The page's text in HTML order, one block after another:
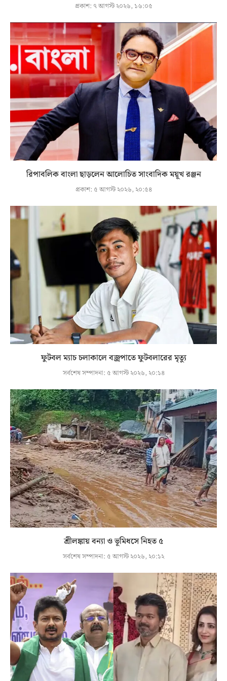
প্রকাশ: ৭ আগস্ট ২০২৬, ১৬:০৫
রিপাবলিক বাংলা ছাড়লেন আলোচিত সাংবাদিক ময়ূখ রঞ্জন
প্রকাশ: ৫ আগস্ট ২০২৬, ২০:৫৪
ফুটবল ম্যাচ চলাকালে বজ্রপাতে ফুটবলারের মৃত্যু
সর্বশেষ সম্পাদনা: ৫ আগস্ট ২০২৬, ২০:১৪
শ্রীলঙ্কায় বন্যা ও ভূমিধসে নিহত ৫
সর্বশেষ সম্পাদনা: ৫ আগস্ট ২০২৬, ২০:১২